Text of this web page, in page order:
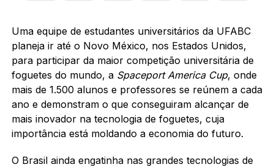
Uma equipe de estudantes universitários da UFABC
planeja ir até o Novo México, nos Estados Unidos,
para participar da maior competição universitária de
foguetes do mundo, a Spaceport America Cup, onde
mais de 1.500 alunos e professores se reúnem a cada
ano e demonstram o que conseguiram alcançar de
mais inovador na tecnologia de foguetes, cuja
importância está moldando a economia do futuro.
O Brasil ainda engatinha nas grandes tecnologias de